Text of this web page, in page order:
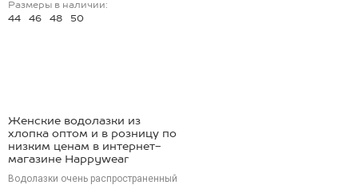
Размеры в наличии:
44
46 48 50
Женские водолазки из
хлопка оптом и в розницу по
низким ценам в интернет-
магазине Happywear
Водолазки очень распространенный